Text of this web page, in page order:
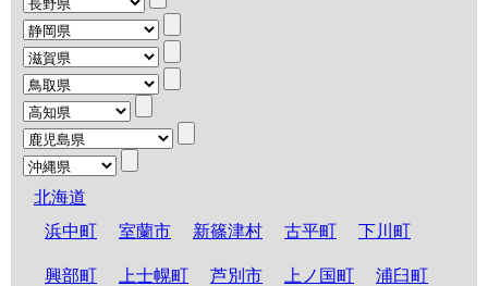
北海道
浜中町
室蘭市 新篠津村 古平町 下川町
興部町 上士幌町 芦別市 上ノ国町 浦臼町